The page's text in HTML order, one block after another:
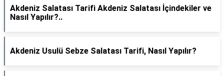
Akdeniz Salatası Tarifi Akdeniz Salatası İçindekiler ve
Nasıl Yapılır?..
Akdeniz Usulü Sebze Salatası Tarifi, Nasıl Yapılır?